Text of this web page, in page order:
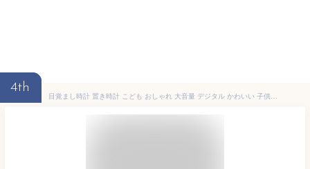
4th
目覚まし時計 置き時計 こども おしゃれ 大音量 デジタル かわいい 子供部屋 ナイトライト 起きれる アラーム スヌーズ